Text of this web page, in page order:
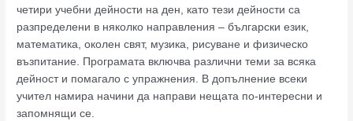
четири учебни дейности на ден, като тези дейности са
разпределени в няколко направления – български език,
математика, околен свят, музика, рисуване и физическо
възпитание. Програмата включва различни теми за всяка
дейност и помагало с упражнения. В допълнение всеки
учител намира начини да направи нещата по-интересни и
запомнящи се.